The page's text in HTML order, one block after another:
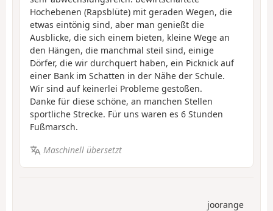
Hochebenen (Rapsblüte) mit geraden Wegen, die
etwas eintönig sind, aber man genießt die
Ausblicke, die sich einem bieten, kleine Wege an
den Hängen, die manchmal steil sind, einige
Dörfer, die wir durchquert haben, ein Picknick auf
einer Bank im Schatten in der Nähe der Schule.
Wir sind auf keinerlei Probleme gestoßen.
Danke für diese schöne, an manchen Stellen
sportliche Strecke. Für uns waren es 6 Stunden
Fußmarsch.
Maschinell übersetzt
joorange